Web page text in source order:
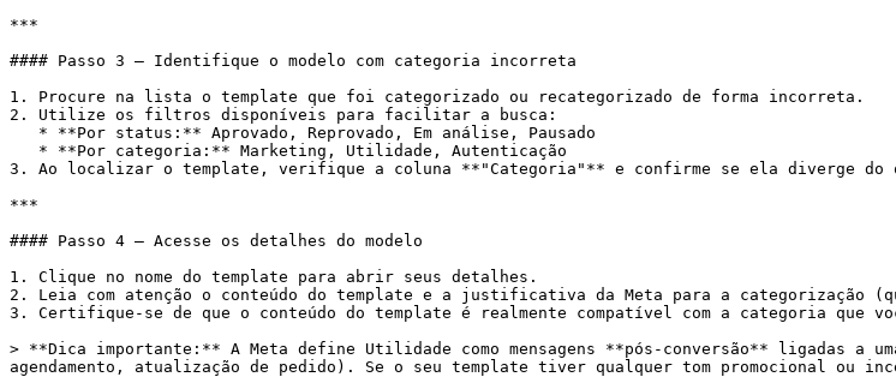
***
#### Passo 3 – Identifique o modelo com categoria incorreta
1. Procure na lista o template que foi categorizado ou recategorizado de forma incorreta.
2. Utilize os filtros disponíveis para facilitar a busca:
3. Ao localizar o template, verifique a coluna **"Categoria"** e confirme se ela diverge do
***
#### Passo 4 – Acesse os detalhes do modelo
1. Clique no nome do template para abrir seus detalhes.
2. Leia com atenção o conteúdo do template e a justificativa da Meta para a categorização
3. Certifique-se de que o conteúdo do template é realmente compatível com a categoria que
> **Dica importante:** A Meta define Utilidade como mensagens **pós-conversão** ligadas
agendamento, atualização de pedido). Se o seu template tiver qualquer tom promocional ou